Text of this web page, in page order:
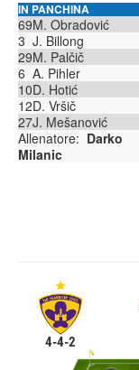
IN PANCHINA
69M. Obradović
3 J. Billong
29M. Palčič
6 A. Pihler
10D. Hotić
12D. Vršič
27J. Mešanović
Allenatore: Darko
Milanic
4-4-2